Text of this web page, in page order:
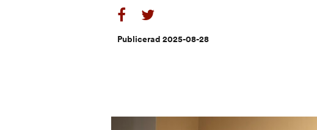
Publicerad 2025-08-28